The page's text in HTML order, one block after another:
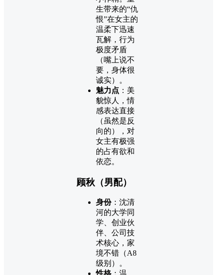
生带来的“仇
恨”在女主的
温柔下迅速
瓦解，行为
极度矛盾
（嘴上说不
要，身体很
诚实）。
魅力点 ：美
貌惊人，情
感表达直接
（虽然是反
向的），对
女主有极强
的占有欲和
依恋。
顾秋（男配）
身份：沈清
河的大学同
学、创业伙
伴、公司技
术核心，家
境不错（A8
级别）。